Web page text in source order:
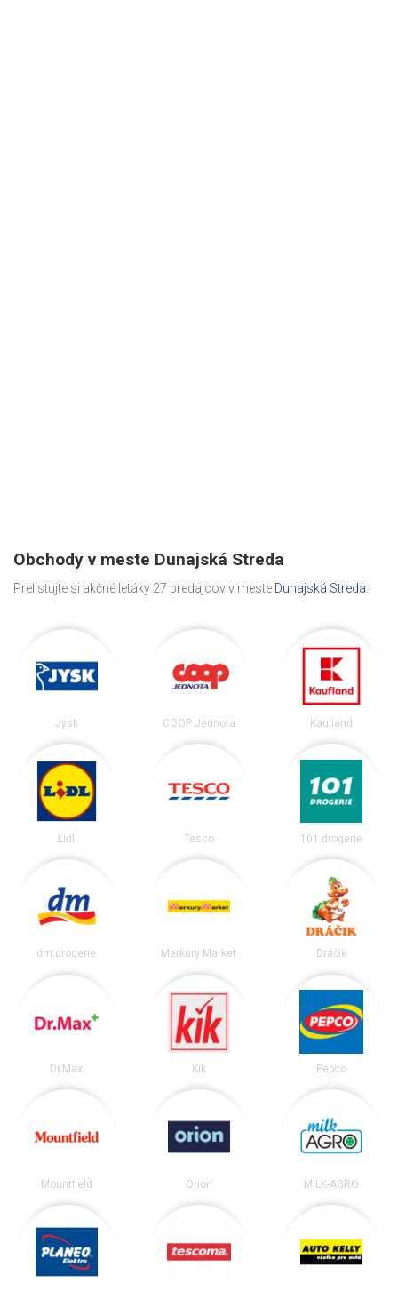
Obchody v meste Dunajská Streda
Prelistujte si akčné letáky 27 predajcov v meste Dunajská Streda
Jysk COOP Jednota Kaufland
Lidl Tesco 101 drogerie
dm drogerie Merkury Market Dráčik
Dr.Max Kik Pepco
Mountfield Orion MILK-AGRO